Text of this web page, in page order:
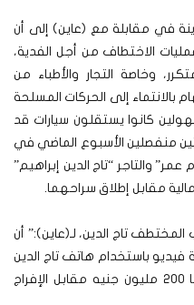
في مقابلة مع (عاين) إلى أن
الاختطاف من أجل الفدية،
وخاصة التجار والأطباء من
بالانتماء إلى الحركات المسلحة
كانوا يستقلون سيارات قد
منفصلين الأسبوع الماضي في
والتاجر “تاج الدين إبراهيم”
مقابل إطلاق سراحهما.
تاج الدين، لـ(عاين):” أن
فيديو باستخدام هاتف تاج الدين
المختطف، وطلبوا فدية مالية قدرها 200 مليون جنيه مقابل الإفراج